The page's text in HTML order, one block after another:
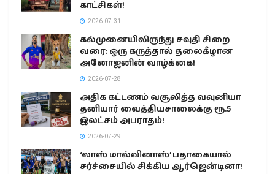
காட்சிகள்!
2026-07-31
கல்முனையிலிருந்து சவுதி சிறை
வரை: ஒரு கருத்தால் தலைகீழான
அனோஜனின் வாழ்க்கை!
2026-07-28
அதிக கட்டணம் வசூலித்த வவுனியா
தனியார் வைத்தியசாலைக்கு ரூ.5
இலட்சம் அபராதம்!
2026-07-29
‘லாஸ் மால்வினாஸ்’ பதாகையால்
சர்ச்சையில் சிக்கிய ஆர்ஜென்டினா!